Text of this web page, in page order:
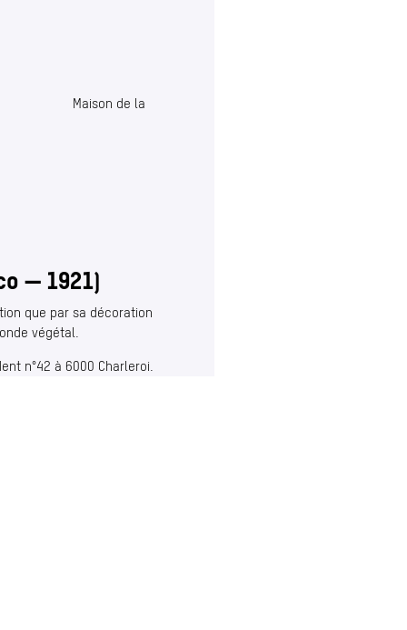
Maison de la
— 1921)
que par sa décoration
végétal.
n°42 à 6000 Charleroi.